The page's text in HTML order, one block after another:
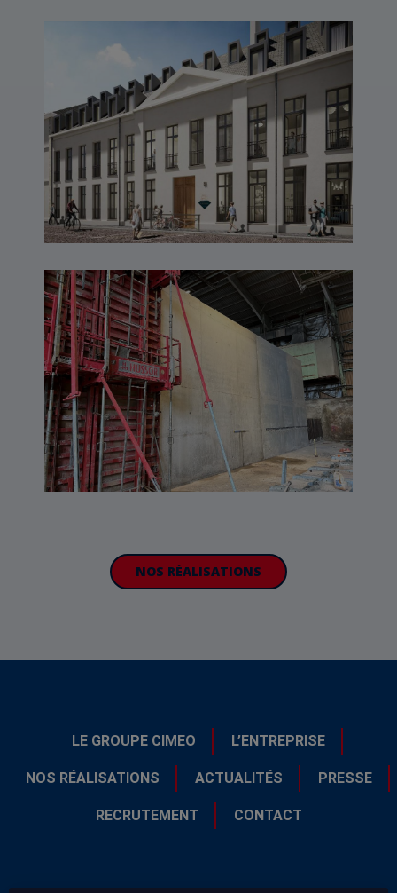
Étoile – SAINT-MALO
TIMAC – SAINT-MALO
NOS RÉALISATIONS
LE GROUPE CIMEO L’ENTREPRISE
NOS RÉALISATIONS ACTUALITÉS PRESSE
RECRUTEMENT CONTACT